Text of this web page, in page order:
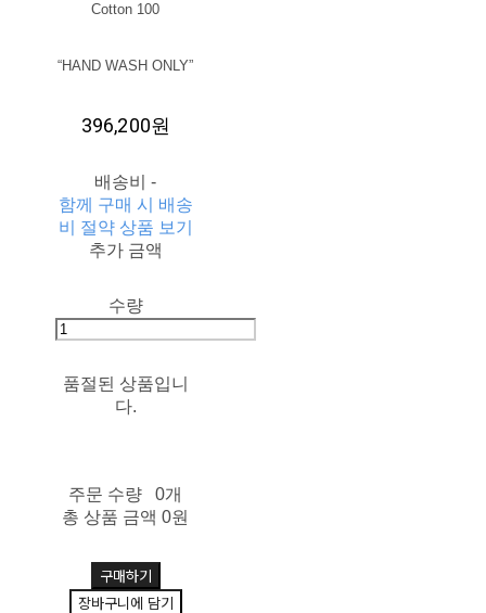
Cotton 100
“HAND WASH ONLY”
396,200원
배송비-
함께 구매 시 배송
비 절약 상품 보기
추가 금액
수량
품절된 상품입니
다.
주문 수량
0개
총 상품 금액 0원
구매하기
장바구니에 담기